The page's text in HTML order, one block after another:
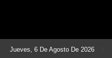
Jueves, 6 De Agosto De 2026